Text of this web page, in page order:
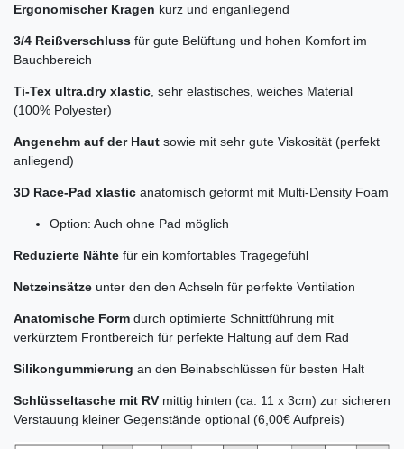
Ergonomischer Kragen kurz und enganliegend
3/4 Reißverschluss für gute Belüftung und hohen Komfort im
Bauchbereich
Ti-Tex ultra.dry xlastic , sehr elastisches, weiches Material
(100% Polyester)
Angenehm auf der Haut sowie mit sehr gute Viskosität (perfekt
anliegend)
3D Race-Pad xlastic anatomisch geformt mit Multi-Density Foam
Option: Auch ohne Pad möglich
Reduzierte Nähte für ein komfortables Tragegefühl
Netzeinsätze unter den den Achseln für perfekte Ventilation
Anatomische Form durch optimierte Schnittführung mit
verkürztem Frontbereich für perfekte Haltung auf dem Rad
Silikongummierung an den Beinabschlüssen für besten Halt
Schlüsseltasche mit RV mittig hinten (ca. 11 x 3cm) zur sicheren
Verstauung kleiner Gegenstände optional (6,00€ Aufpreis)